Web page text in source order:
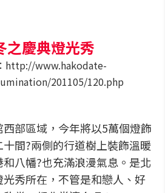
之慶典燈光秀
http://www.hakodate-
201105/120.php
部區域，今年將以5萬個燈飾
間?兩側的行道樹上裝飾溫暖
八幡?也充滿浪漫氣息。是北
秀所在，不管是和戀人、好